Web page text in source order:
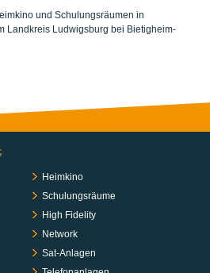
und Schulungsräumen in
Landkreis Ludwigsburg bei Bietigheim-
Heimkino
Schulungs­räume
High Fidelity
Network
Sat-Anlagen